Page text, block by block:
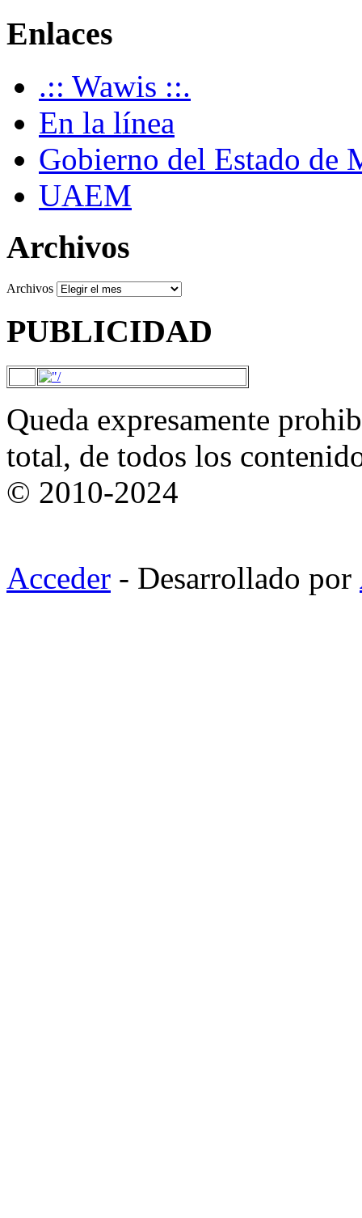
Enlaces
.:: Wawis ::.
En la línea
Gobierno del Estado de
UAEM
Archivos
Archivos
PUBLICIDAD
Queda expresamente
total, de todos los
© 2010-2024
Acceder - Desarrollado por